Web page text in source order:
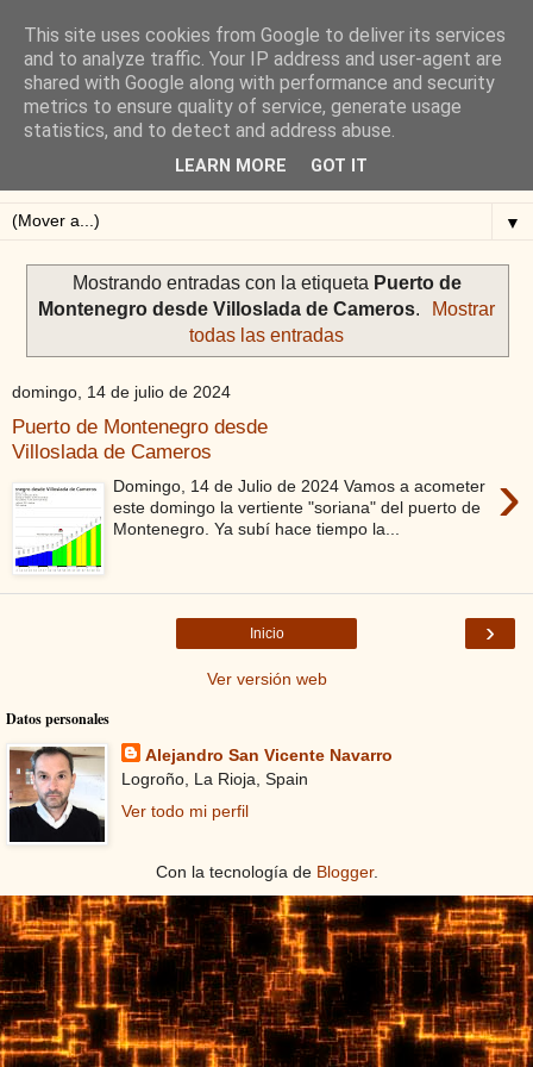
Blog de Alejandro San
Vicente
Blog sobre ciclismo: perfiles y altimetrías.
▼
Mostrando entradas con la etiqueta Puerto de
Montenegro desde Villoslada de Cameros.
Mostrar
todas las entradas
domingo, 14 de julio de 2024
Puerto de Montenegro desde
Villoslada de Cameros
›
Domingo, 14 de Julio de 2024 Vamos a acometer
este domingo la vertiente "soriana" del puerto de
Montenegro. Ya subí hace tiempo la...
›
Inicio
Ver versión web
Datos personales
Alejandro San Vicente Navarro
Logroño, La Rioja, Spain
Ver todo mi perfil
Con la tecnología de Blogger.
This site uses cookies from Google to deliver its services
and to analyze traffic. Your IP address and user-agent are
shared with Google along with performance and security
metrics to ensure quality of service, generate usage
statistics, and to detect and address abuse.
LEARN MORE GOT IT